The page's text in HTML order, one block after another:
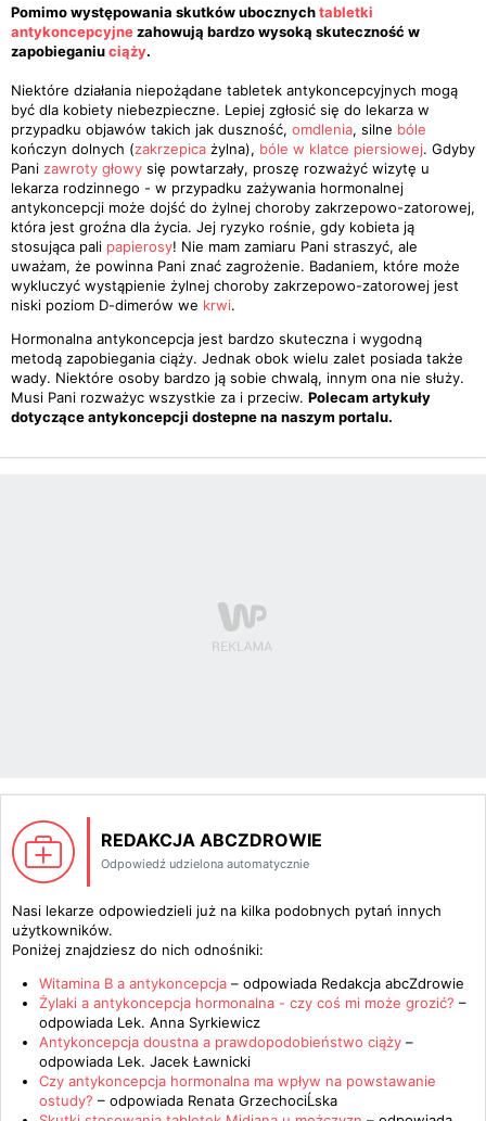
Pomimo występowania skutków ubocznychtabletki
antykoncepcyjnezahowują bardzo wysoką skuteczność w
zapobieganiuciąży.
Niektóre działania niepożądane tabletek antykoncepcyjnych mogą
być dla kobiety niebezpieczne. Lepiej zgłosić się do lekarza w
przypadku objawów takich jak duszność, omdlenia, silne bóle
kończyn dolnych (zakrzepica żylna), bóle w klatce piersiowej. Gdyby
Pani zawroty głowy się powtarzały, proszę rozważyć wizytę u
lekarza rodzinnego - w przypadku zażywania hormonalnej
antykoncepcji może dojść do żylnej choroby zakrzepowo-zatorowej,
która jest groźna dla życia. Jej ryzyko rośnie, gdy kobieta ją
stosująca pali papierosy! Nie mam zamiaru Pani straszyć, ale
uważam, że powinna Pani znać zagrożenie. Badaniem, które może
wykluczyć wystąpienie żylnej choroby zakrzepowo-zatorowej jest
niski poziom D-dimerów we krwi.
Hormonalna antykoncepcja jest bardzo skuteczna i wygodną
metodą zapobiegania ciąży. Jednak obok wielu zalet posiada także
wady. Niektóre osoby bardzo ją sobie chwalą, innym ona nie służy.
Musi Pani rozważyc wszystkie za i przeciw. Polecam artykuły
dotyczące antykoncepcji dostepne na naszym portalu.
REDAKCJA ABCZDROWIE
Odpowiedź udzielona automatycznie
Nasi lekarze odpowiedzieli już na kilka podobnych pytań innych
użytkowników.
Poniżej znajdziesz do nich odnośniki:
Witamina B a antykoncepcja – odpowiada Redakcja abcZdrowie
Żylaki a antykoncepcja hormonalna - czy coś mi może grozić? –
odpowiada Lek. Anna Syrkiewicz
Antykoncepcja doustna a prawdopodobieństwo ciąży –
odpowiada Lek. Jacek Ławnicki
Czy antykoncepcja hormonalna ma wpływ na powstawanie
ostudy? – odpowiada Renata GrzechociĹska